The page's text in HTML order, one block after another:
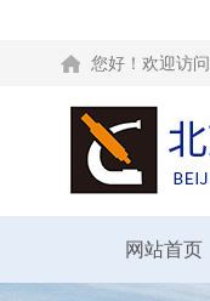
您好！欢迎访
网站首页